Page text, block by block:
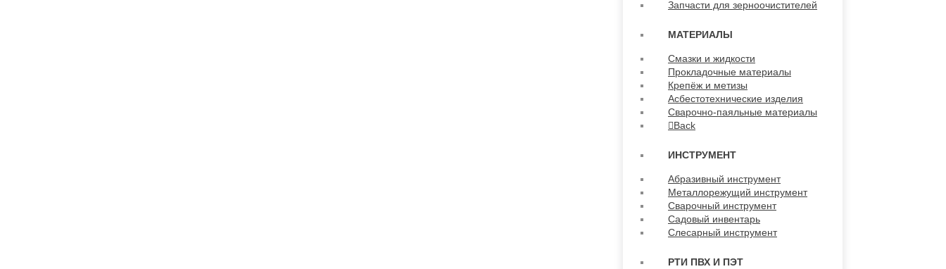
Запчасти для зерноочистителей
МАТЕРИАЛЫ
Смазки и жидкости
Прокладочные материалы
Крепёж и метизы
Асбестотехнические изделия
Сварочно-паяльные материалы
Back
ИНСТРУМЕНТ
Абразивный инструмент
Металлорежущий инструмент
Сварочный инструмент
Садовый инвентарь
Слесарный инструмент
РТИ ПВХ И ПЭТ